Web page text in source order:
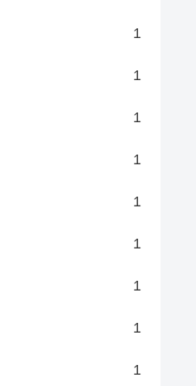
1
1
1
1
1
1
1
1
1